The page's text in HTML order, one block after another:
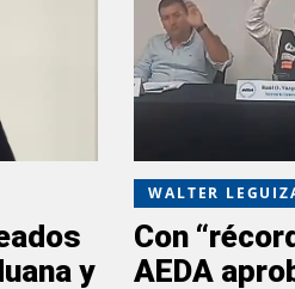
y
WALTER
Con
AEDA